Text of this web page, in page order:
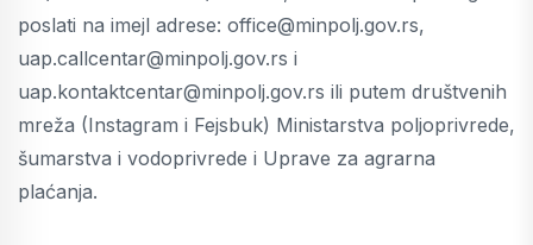
poslati na imejl adrese: office@minpolj.gov.rs,
uap.callcentar@minpolj.gov.rs i
uap.kontaktcentar@minpolj.gov.rs ili putem društvenih
mreža (Instagram i Fejsbuk) Ministarstva poljoprivrede,
šumarstva i vodoprivrede i Uprave za agrarna
plaćanja.